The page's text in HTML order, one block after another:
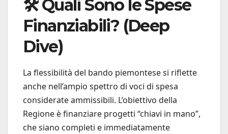
🛠️ Quali Sono le Spese
Finanziabili? (Deep
Dive)
La flessibilità del bando piemontese si riflette
anche nell’ampio spettro di voci di spesa
considerate ammissibili. L’obiettivo della
Regione è finanziare progetti “chiavi in mano”,
che siano completi e immediatamente